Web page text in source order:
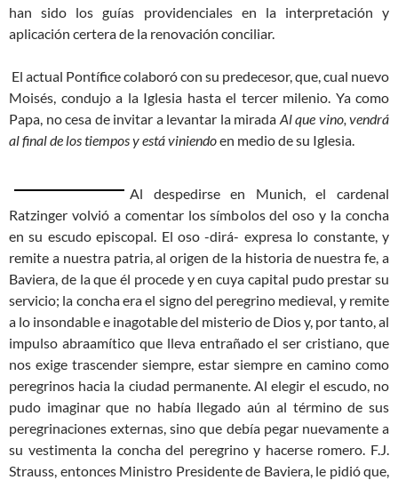
han sido los guías providenciales en la interpretación y
aplicación certera de la renovación conciliar.
El actual Pontífice colaboró con su predecesor, que, cual nuevo
Moisés, condujo a la Iglesia hasta el tercer milenio. Ya como
Papa, no cesa de invitar a levantar la mirada Al que vino, vendrá
al final de los tiempos y está viniendoen medio de su Iglesia.
Al despedirse en Munich, el cardenal
Ratzinger volvió a comentar los símbolos del oso y la concha
en su escudo episcopal. El oso -dirá- expresa lo constante, y
remite a nuestra patria, al origen de la historia de nuestra fe, a
Baviera, de la que él procede y en cuya capital pudo prestar su
servicio; la concha era el signo del peregrino medieval, y remite
a lo insondable e inagotable del misterio de Dios y, por tanto, al
impulso abraamítico que lleva entrañado el ser cristiano, que
nos exige trascender siempre, estar siempre en camino como
peregrinos hacia la ciudad permanente. Al elegir el escudo, no
pudo imaginar que no había llegado aún al término de sus
peregrinaciones externas, sino que debía pegar nuevamente a
su vestimenta la concha del peregrino y hacerse romero. F.J.
Strauss, entonces Ministro Presidente de Baviera, le pidió que,